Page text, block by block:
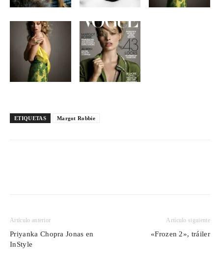
ETIQUETAS Margot Robbie
Artículo anterior
Priyanka Chopra Jonas en
InStyle
Artículo siguiente
«Frozen 2», tráiler